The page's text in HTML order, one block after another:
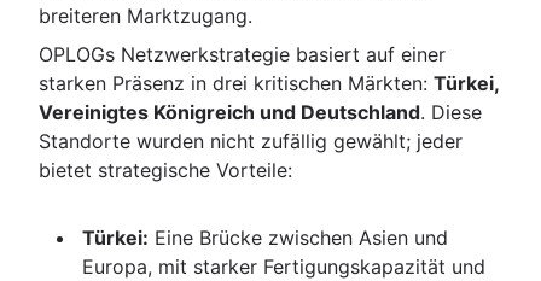
breiteren Marktzugang.
OPLOGs Netzwerkstrategie basiert auf einer
starken Präsenz in drei kritischen Märkten: Türkei,
Vereinigtes Königreich und Deutschland. Diese
Standorte wurden nicht zufällig gewählt; jeder
bietet strategische Vorteile:
Türkei: Eine Brücke zwischen Asien und
Europa, mit starker Fertigungskapazität und